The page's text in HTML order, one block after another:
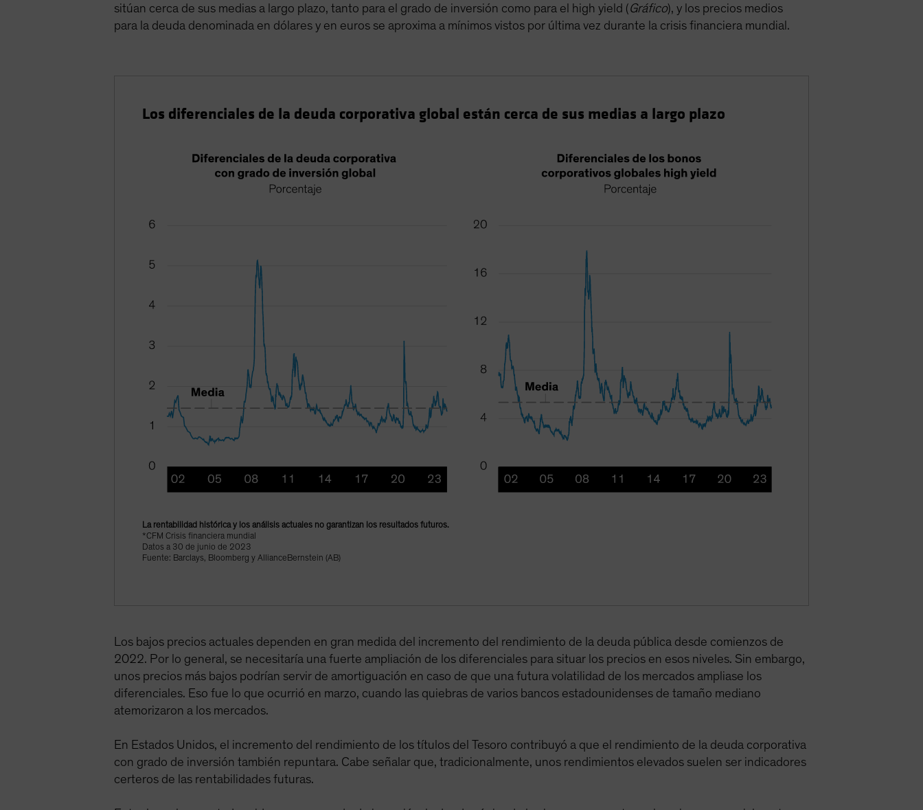
sitúan cerca de sus medias a largo plazo, tanto para el grado de inversión como para el high yield (Gráfico), y los precios medios
para la deuda denominada en dólares y en euros se aproxima a mínimos vistos por última vez durante la crisis financiera mundial.
Los diferenciales de la deuda corporativa global están cerca de sus medias a largo plazo
La rentabilidad histórica y los análisis actuales no garantizan los resultados futuros.
*CFM Crisis financiera mundial
Datos a 30 de junio de 2023
Fuente: Barclays, Bloomberg y AllianceBernstein (AB)
Los bajos precios actuales dependen en gran medida del incremento del rendimiento de la deuda pública desde comienzos de
2022. Por lo general, se necesitaría una fuerte ampliación de los diferenciales para situar los precios en esos niveles. Sin embargo,
unos precios más bajos podrían servir de amortiguación en caso de que una futura volatilidad de los mercados ampliase los
diferenciales. Eso fue lo que ocurrió en marzo, cuando las quiebras de varios bancos estadounidenses de tamaño mediano
atemorizaron a los mercados.
En Estados Unidos, el incremento del rendimiento de los títulos del Tesoro contribuyó a que el rendimiento de la deuda corporativa
con grado de inversión también repuntara. Cabe señalar que, tradicionalmente, unos rendimientos elevados suelen ser indicadores
certeros de las rentabilidades futuras.